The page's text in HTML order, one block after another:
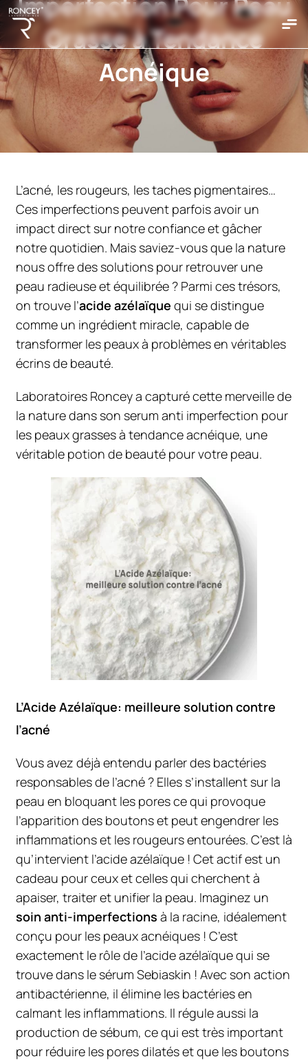
Accueil
Qui Sommes Nous
Clairskin
Hydraskin
Mixaskin
Sunshield
Biosun
Deo Douche
Types de Peau
Peaux Normales a Mixtes
Peaux Seches
Grasse à Tendance
Acnéique
L’acné, les rougeurs, les taches pigmentaires…
Ces imperfections peuvent parfois avoir un
impact direct sur notre confiance et gâcher
notre quotidien. Mais saviez-vous que la nature
nous offre des solutions pour retrouver une
peau radieuse et équilibrée ? Parmi ces trésors,
on trouve l’acide azélaïque qui se distingue
comme un ingrédient miracle, capable de
transformer les peaux à problèmes en véritables
écrins de beauté.
Laboratoires Roncey a capturé cette merveille de
la nature dans son serum anti imperfection pour
les peaux grasses à tendance acnéique, une
véritable potion de beauté pour votre peau.
L’Acide Azélaïque: meilleure solution contre
l’acné
Vous avez déjà entendu parler des bactéries
responsables de l’acné ? Elles s’installent sur la
peau en bloquant les pores ce qui provoque
l’apparition des boutons et peut engendrer les
inflammations et les rougeurs entourées. C’est là
qu’intervient l’acide azélaïque ! Cet actif est un
cadeau pour ceux et celles qui cherchent à
apaiser, traiter et unifier la peau. Imaginez un
soin anti-imperfections à la racine, idéalement
conçu pour les peaux acnéiques ! C’est
exactement le rôle de l’acide azélaïque qui se
trouve dans le sérum Sebiaskin ! Avec son action
antibactérienne, il élimine les bactéries en
calmant les inflammations. Il régule aussi la
production de sébum, ce qui est très important
pour réduire les pores dilatés et que les boutons